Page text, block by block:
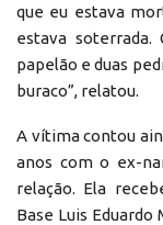
que eu estava
estava
papelão e duas
buraco”, relatou.
A vítima contou
anos com o ex-
relação. Ela
Base Luis Eduardo